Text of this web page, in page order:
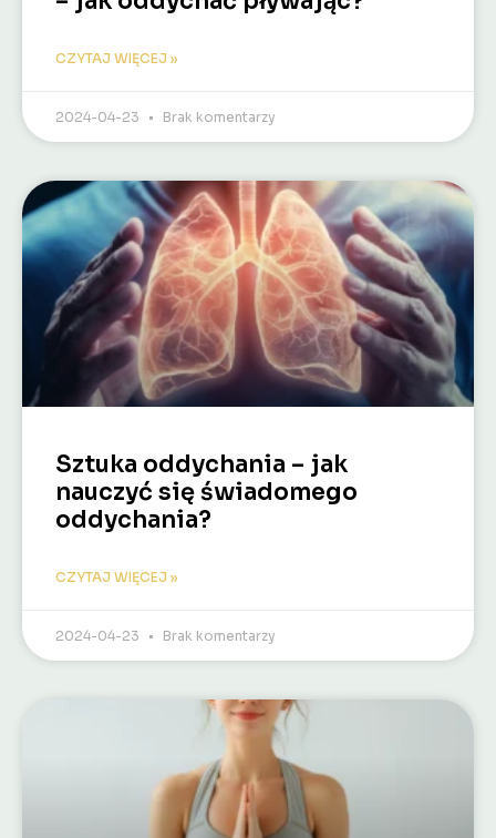
CZYTAJ WIĘCEJ »
2024-04-23 Brak komentarzy
Sztuka oddychania – jak
nauczyć się świadomego
oddychania?
CZYTAJ WIĘCEJ »
2024-04-23 Brak komentarzy